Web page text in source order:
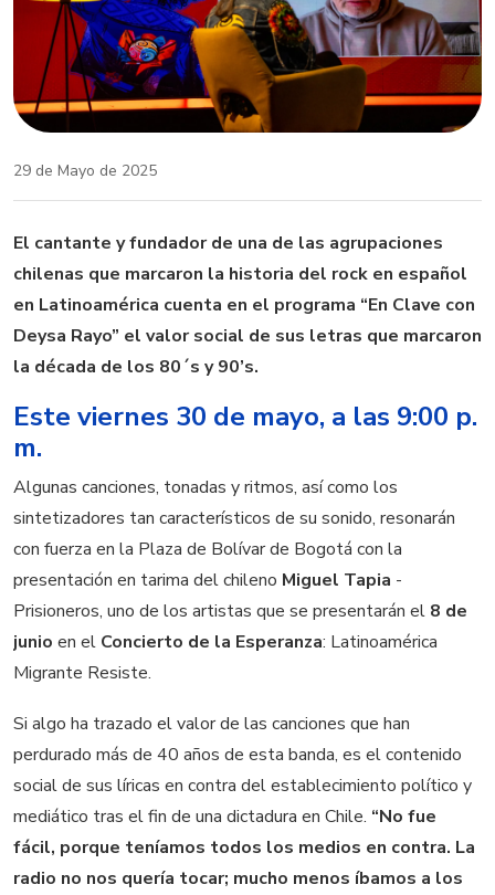
29 de Mayo de 2025
El cantante y fundador de una de las agrupaciones
chilenas que marcaron la historia del rock en español
en Latinoamérica cuenta en el programa “En Clave con
Deysa Rayo” el valor social de sus letras que marcaron
la década de los 80´s y 90’s.
Este viernes 30 de mayo, a las 9:00 p.
m.
Algunas canciones, tonadas y ritmos, así como los
sintetizadores tan característicos de su sonido, resonarán
con fuerza en la Plaza de Bolívar de Bogotá con la
presentación en tarima del chileno Miguel Tapia -
Prisioneros, uno de los artistas que se presentarán el 8 de
junio en el Concierto de la Esperanza: Latinoamérica
Migrante Resiste.
Si algo ha trazado el valor de las canciones que han
perdurado más de 40 años de esta banda, es el contenido
social de sus líricas en contra del establecimiento político y
mediático tras el fin de una dictadura en Chile. “No fue
fácil, porque teníamos todos los medios en contra. La
radio no nos quería tocar; mucho menos íbamos a los